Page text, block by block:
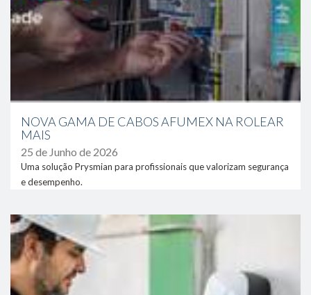
NOVA GAMA DE CABOS AFUMEX NA ROLEAR
MAIS
25 de Junho de 2026
Uma solução Prysmian para profissionais que valorizam segurança
e desempenho.
link